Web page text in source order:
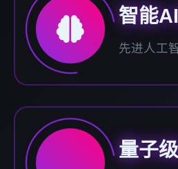
智能
先进人工
量子